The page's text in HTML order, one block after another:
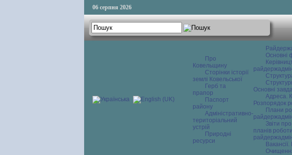
06 серпня 2026
Про
Ковельщину
Сторінки історії
землі Ковельської
Герб та
прапор
Паспорт
району
Адміністративно-
територіальний
устрій
Природні
ресурси
Основні
Основні
Адреса.
Розпорядок
Плани
Звіти
планів роботи